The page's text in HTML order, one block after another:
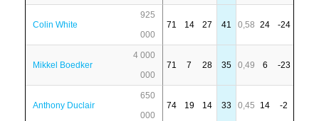
Colin White
925
000
71 14 27 41 0,58 24 -24
Mikkel Boedker
4 000
000
71 7 28 35 0,49 6 -23
Anthony Duclair
650
000
74 19 14 33 0,45 14 -2